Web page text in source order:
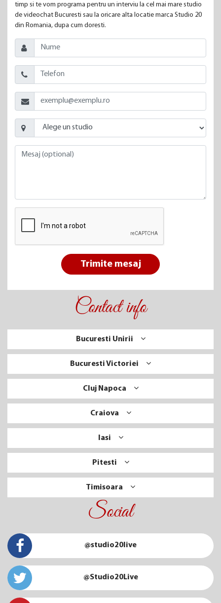
timp si te vom programa pentru un interviu la cel mai mare studio
de videochat Bucuresti sau la oricare alta locatie marca Studio 20
din Romania, dupa cum doresti.
Trimite mesaj
Contact info
Bucuresti Unirii
Bucuresti Victoriei
Cluj Napoca
Craiova
Iasi
Pitesti
Timisoara
Social
@studio20live
@Studio20Live